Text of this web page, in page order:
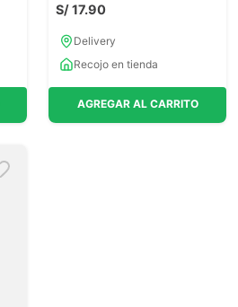
S/17.90
Delivery
Recojo en tienda
AGREGAR AL CARRITO